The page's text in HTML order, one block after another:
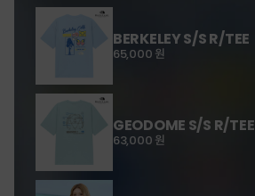
BERKELEY S/S R/TEE
65,000 원
GEODOME S/S R/TEE
63,000 원